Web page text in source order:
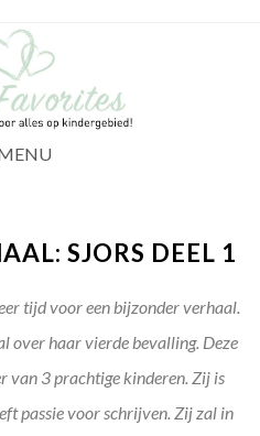
SJORS DEEL 1
tijd voor een bijzonder verhaal.
over haar vierde bevalling. Deze
van 3 prachtige kinderen. Zij is
passie voor schrijven. Zij zal in